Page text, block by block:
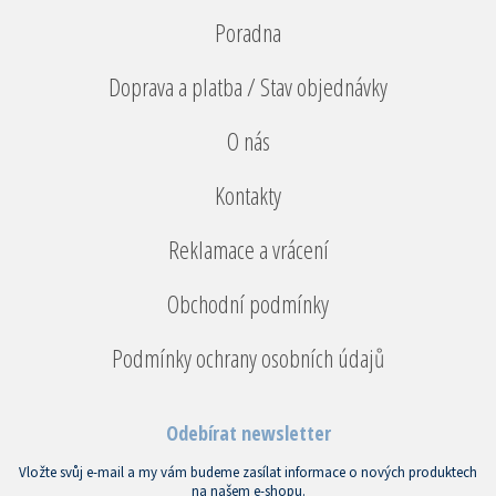
Poradna
Doprava a platba / Stav objednávky
O nás
Kontakty
Reklamace a vrácení
Obchodní podmínky
Podmínky ochrany osobních údajů
Odebírat newsletter
Vložte svůj e-mail a my vám budeme zasílat informace o nových produktech